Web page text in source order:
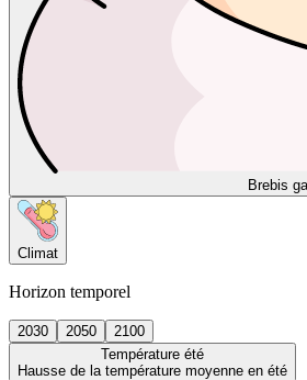
Brebis
Climat
Horizon temporel
2030 2050
2100
Température été
Hausse de la température moyenne en été